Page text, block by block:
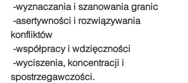
-wyznaczania i szanowania granic
-asertywności i rozwiązywania
konfliktów
-współpracy i wdzięczności
-wyciszenia, koncentracji i
spostrzegawczości.